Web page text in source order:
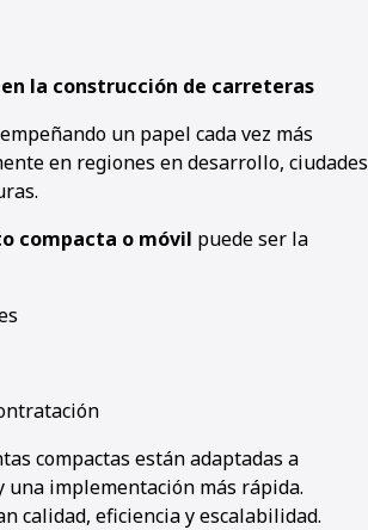
la construcción de carreteras
un papel cada vez más
en regiones en desarrollo, ciudades
compacta o móvil puede ser la
compactas están adaptadas a
una implementación más rápida.
calidad, eficiencia y escalabilidad.